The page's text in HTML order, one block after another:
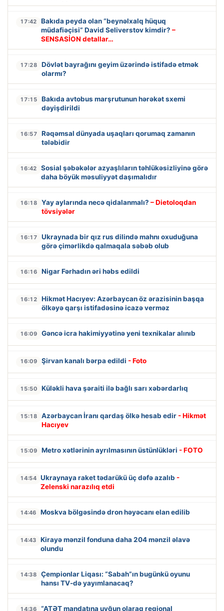
17:42
Bakıda peyda olan “beynəlxalq hüquq
müdafiəçisi” David Seliverstov kimdir? –
SENSASİON detallar…
17:28
Dövlət bayrağını geyim üzərində istifadə etmək
olarmı?
17:15
Bakıda avtobus marşrutunun hərəkət sxemi
dəyişdirildi
16:57
Rəqəmsal dünyada uşaqları qorumaq zamanın
tələbidir
16:42
Sosial şəbəkələr azyaşlıların təhlükəsizliyinə görə
daha böyük məsuliyyət daşımalıdır
16:18 Yay aylarında necə qidalanmalı? – Dietoloqdan
tövsiyələr
16:17
Ukraynada bir qız rus dilində mahnı oxuduğuna
görə çimərlikdə qalmaqala səbəb olub
16:16 Nigar Fərhadın əri həbs edildi
16:12
Hikmət Hacıyev: Azərbaycan öz ərazisinin başqa
ölkəyə qarşı istifadəsinə icazə verməz
16:09 Gəncə icra hakimiyyətinə yeni texnikalar alınıb
16:09 Şirvan kanalı bərpa edildi - Foto
15:50 Küləkli hava şəraiti ilə bağlı sarı xəbərdarlıq
15:18 Azərbaycan İranı qardaş ölkə hesab edir - Hikmət
Hacıyev
15:09 Metro xətlərinin ayrılmasının üstünlükləri - FOTO
14:54 Ukraynaya raket tədarükü üç dəfə azalıb -
Zelenski narazılıq etdi
14:46 Moskva bölgəsində dron həyəcanı elan edilib
14:43
Kirayə mənzil fonduna daha 204 mənzil əlavə
olundu
14:38
Çempionlar Liqası: “Sabah”ın bugünkü oyunu
hansı TV-də yayımlanacaq?
14:36 “ATƏT mandatına uyğun olaraq regional